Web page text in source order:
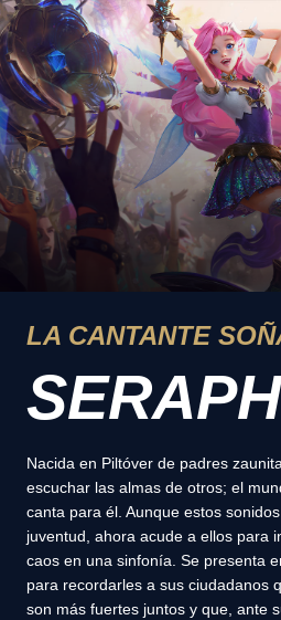
LA CANTANTE
Nacida en Piltóver de padres
escuchar las almas de otros; el
canta para él. Aunque estos
juventud, ahora acude a ellos para
caos en una sinfonía. Se presenta
para recordarles a sus ciudadanos
son más fuertes juntos y que, ante